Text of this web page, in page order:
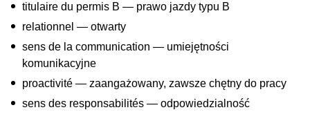
titulaire du permis B — prawo jazdy typu B
relationnel — otwarty
sens de la communication — umiejętności
komunikacyjne
proactivité — zaangażowany, zawsze chętny do pracy
sens des responsabilités — odpowiedzialność